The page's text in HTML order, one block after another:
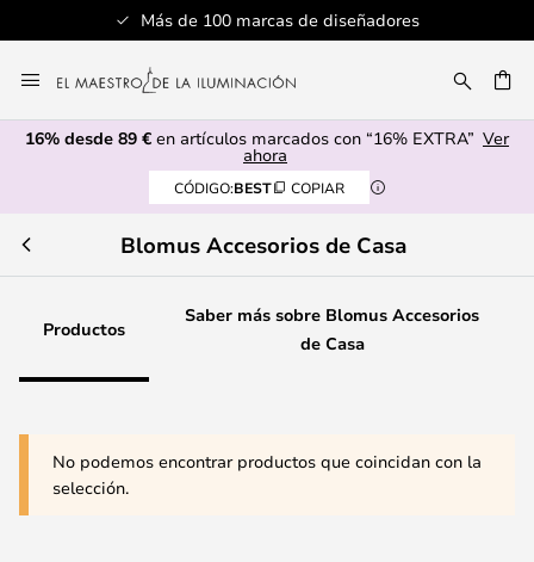
Más de 100 marcas de diseñadores
al
contenido
16% desde 89 € en artículos marcados con “16% EXTRA” Ver
ahora
CÓDIGO:BEST COPIAR
Blomus Accesorios de Casa
Productos
Saber más sobre Blomus Accesorios
de Casa
No podemos encontrar productos que coincidan con la
selección.